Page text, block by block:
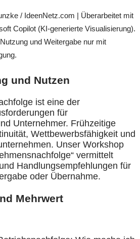
/ IdeenNetz.com | Überarbeitet mit
Copilot (KI-generierte Visualisierung).
und Weitergabe nur mit
und Nutzen
ist eine der
für
Unternehmer. Frühzeitige
Wettbewerbsfähigkeit und
Unser Workshop
vermittelt
Handlungsempfehlungen für
oder Übernahme.
Mehrwert